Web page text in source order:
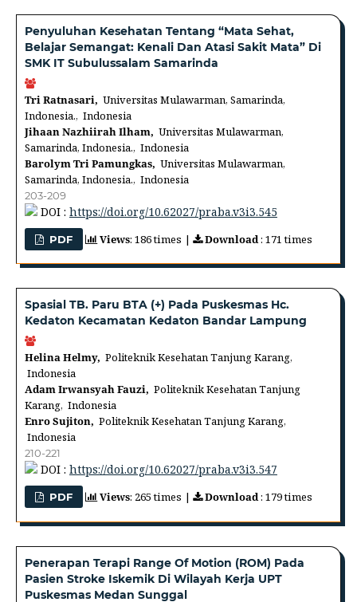
Penyuluhan Kesehatan Tentang “Mata Sehat,
Belajar Semangat: Kenali Dan Atasi Sakit Mata” Di
SMK IT Subulussalam Samarinda
Tri Ratnasari, Universitas Mulawarman, Samarinda,
Indonesia., Indonesia
Jihaan Nazhiirah Ilham, Universitas Mulawarman,
Samarinda, Indonesia., Indonesia
Barolym Tri Pamungkas, Universitas Mulawarman,
Samarinda, Indonesia., Indonesia
203-209
DOI : https://doi.org/10.62027/praba.v3i3.545
PDF Views: 186 times | Download: 171 times
Spasial TB. Paru BTA (+) Pada Puskesmas Hc.
Kedaton Kecamatan Kedaton Bandar Lampung
Helina Helmy, Politeknik Kesehatan Tanjung Karang,
Indonesia
Adam Irwansyah Fauzi, Politeknik Kesehatan Tanjung
Karang, Indonesia
Enro Sujiton, Politeknik Kesehatan Tanjung Karang,
Indonesia
210-221
DOI : https://doi.org/10.62027/praba.v3i3.547
PDF Views: 265 times | Download: 179 times
Penerapan Terapi Range Of Motion (ROM) Pada
Pasien Stroke Iskemik Di Wilayah Kerja UPT
Puskesmas Medan Sunggal